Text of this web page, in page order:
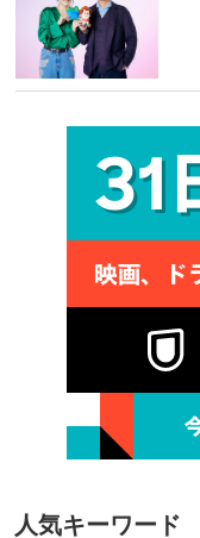
人気キーワード